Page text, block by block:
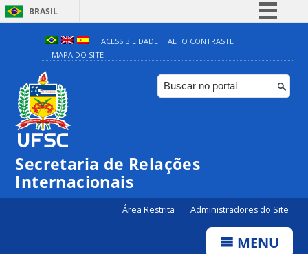
BRASIL
Simplifique!
Comunica BR
Participe
ACESSIBILIDADE
ALTO CONTRASTE
MAPA DO SITE
Secretaria de Relações
Internacionais
Área Restrita Administradores do Site
MENU